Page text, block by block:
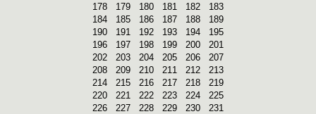
178
179 180 181 182
183
184
185 186 187 188
189
190
191 192 193 194
195
196
197 198 199 200
201
202
203 204 205 206
207
208
209 210 211 212
213
214
215 216 217 218
219
220
221 222 223 224
225
226
227 228 229 230
231